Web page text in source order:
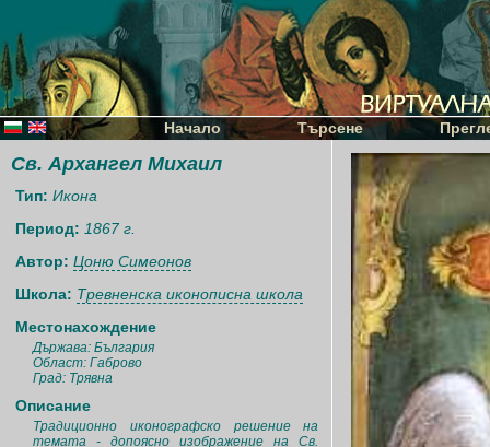
Начало Търсене
Св. Архангел Михаил
Тип: Икона
Период: 1867 г.
Автор: Цоню Симеонов
Школа: Тревненска иконописна школа
Местонахождение
Държава: България
Област: Габрово
Град: Трявна
Описание
Традиционно иконографско решение на
темата - допоясно изображение на Св.